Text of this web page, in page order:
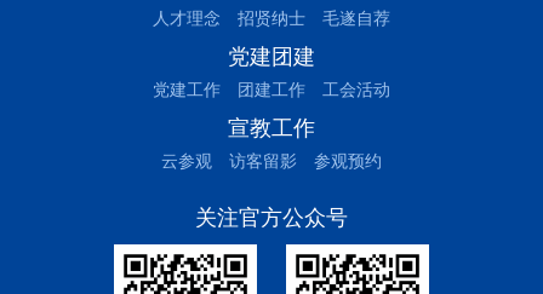
人才理念 招贤纳士 毛遂自荐
党建团建
党建工作 团建工作 工会活动
宣教工作
云参观 访客留影 参观预约
关注官方公众号